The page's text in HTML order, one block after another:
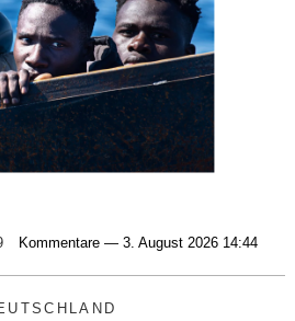
Kommentare — 3. August 2026 14:44